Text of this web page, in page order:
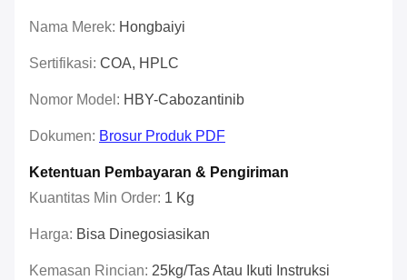
Nama Merek: Hongbaiyi
Sertifikasi: COA, HPLC
Nomor Model: HBY-Cabozantinib
Dokumen: Brosur Produk PDF
Ketentuan Pembayaran & Pengiriman
Kuantitas Min Order: 1 Kg
Harga: Bisa Dinegosiasikan
Kemasan Rincian: 25kg/tas Atau Ikuti Instruksi